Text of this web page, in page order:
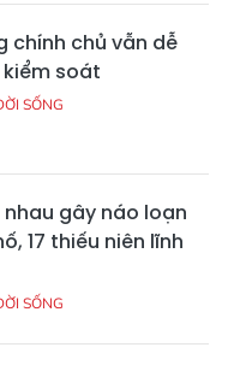
chính chủ vẫn dễ
soát
SỐNG
nhau gây náo loạn
17 thiếu niên lĩnh
SỐNG